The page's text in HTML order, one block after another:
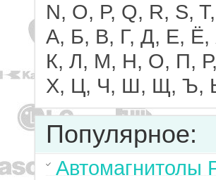
N, O, P, Q, R, S,
А, Б, В, Г, Д, Е,
К, Л, М, Н, О, П,
Х, Ц, Ч, Ш, Щ, Ъ,
Популярное:
Автомагнитолы